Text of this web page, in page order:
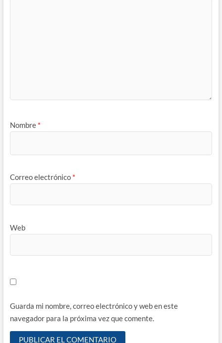
Nombre *
Correo electrónico *
Web
Guarda mi nombre, correo electrónico y web en este
navegador para la próxima vez que comente.